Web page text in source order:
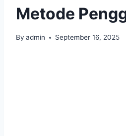
Metode
By admin September 16, 2025